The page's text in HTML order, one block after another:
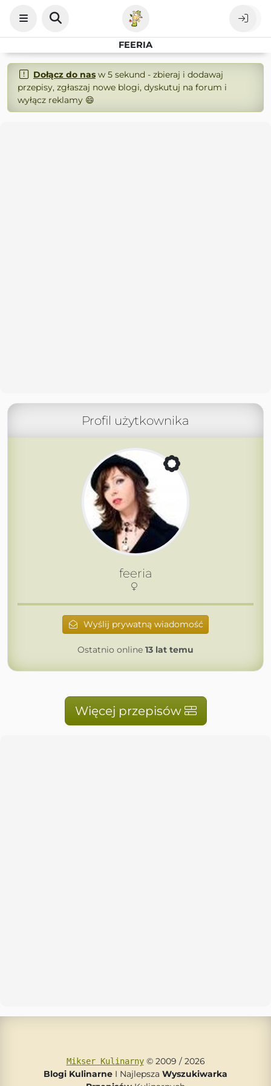
FEERIA
Dołącz do nasw 5 sekund - zbieraj i dodawaj
przepisy, zgłaszaj nowe blogi, dyskutuj na forum i
wyłącz reklamy 😄
Profil użytkownika
feeria
Wyślij prywatną wiadomość
Ostatnio online 13 lat temu
Więcej przepisów
Mikser Kulinarny© 2009 / 2026
Blogi Kulinarne I Najlepsza Wyszukiwarka